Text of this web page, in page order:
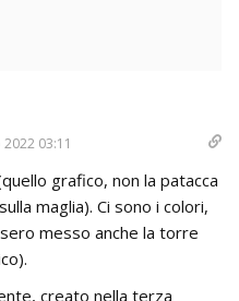
03:11
grafico, non la patacca
maglia). Ci sono i colori,
messo anche la torre
creato nella terza